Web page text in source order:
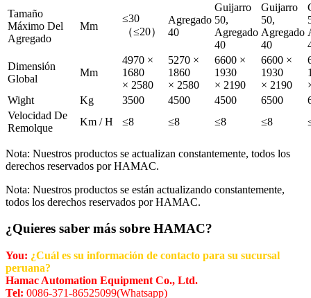
Tamaño
Máximo Del
Agregado
Mm
≤30
（≤20）
Agregado
40
Guijarro
50,
Agregado
40
Guijarro
50,
Agregado
40
Dimensión
Global
Mm
4970 ×
1680
× 2580
5270 ×
1860
× 2580
6600 ×
1930
× 2190
6600 ×
1930
× 2190
Wight
Kg 3500 4500 4500 6500
Velocidad De
Remolque
Km / H ≤8 ≤8 ≤8 ≤8
Nota: Nuestros productos se actualizan constantemente, todos los
derechos reservados por HAMAC.
Nota: Nuestros productos se están actualizando constantemente,
todos los derechos reservados por HAMAC.
¿Quieres saber más sobre HAMAC?
You: ¿Cuál es su información de contacto para su sucursal
peruana?
Hamac Automation Equipment Co., Ltd.
Tel: 0086-371-86525099(Whatsapp)